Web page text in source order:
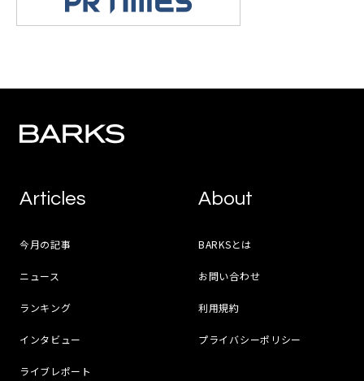
Articles
今月の記事
ニュース
ランキング
インタビュー
ライブレポート
About
BARKSとは
お問い合わせ
利用規約
プライバシーポリシー